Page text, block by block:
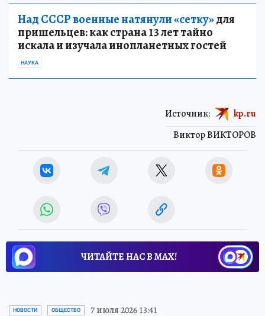
Над СССР военные натянули «сетку»для
пришельцев: как страна 13 лет тайно
искала и изучала инопланетных гостей
НАУКА
Виктор ВИКТОРОВ
Источник: kp.ru
ЧИТАЙТЕ НАС В МАХ!
НОВОСТИ ОБЩЕСТВО 7 июля 2026 13:41